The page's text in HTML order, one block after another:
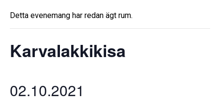
Detta evenemang har redan ägt rum.
Karvalakkikisa
02.10.2021